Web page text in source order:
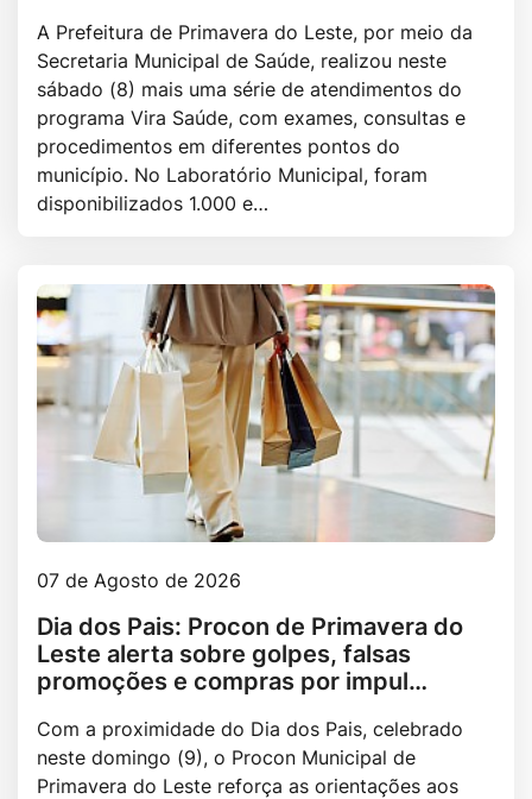
A Prefeitura de Primavera do Leste, por meio da
Secretaria Municipal de Saúde, realizou neste
sábado (8) mais uma série de atendimentos do
programa Vira Saúde, com exames, consultas e
procedimentos em diferentes pontos do
município. No Laboratório Municipal, foram
disponibilizados 1.000 e…
07 de Agosto de 2026
Dia dos Pais: Procon de Primavera do
Leste alerta sobre golpes, falsas
promoções e compras por impul…
Com a proximidade do Dia dos Pais, celebrado
neste domingo (9), o Procon Municipal de
Primavera do Leste reforça as orientações aos